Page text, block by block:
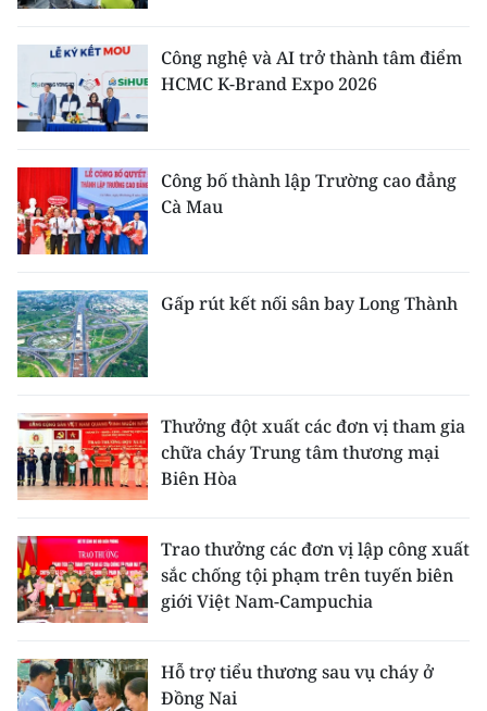
Công nghệ và AI trở thành tâm điểm
HCMC K-Brand Expo 2026
Công bố thành lập Trường cao đẳng
Cà Mau
Gấp rút kết nối sân bay Long Thành
Thưởng đột xuất các đơn vị tham gia
chữa cháy Trung tâm thương mại
Biên Hòa
Trao thưởng các đơn vị lập công xuất
sắc chống tội phạm trên tuyến biên
giới Việt Nam-Campuchia
Hỗ trợ tiểu thương sau vụ cháy ở
Đồng Nai